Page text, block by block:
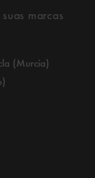
marcas
(Murcia)